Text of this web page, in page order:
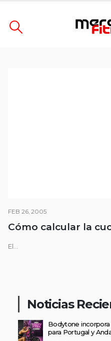
FEB 26, 2005
Cómo calcular la
El...
Noticias
Bodytone
para Portugal y